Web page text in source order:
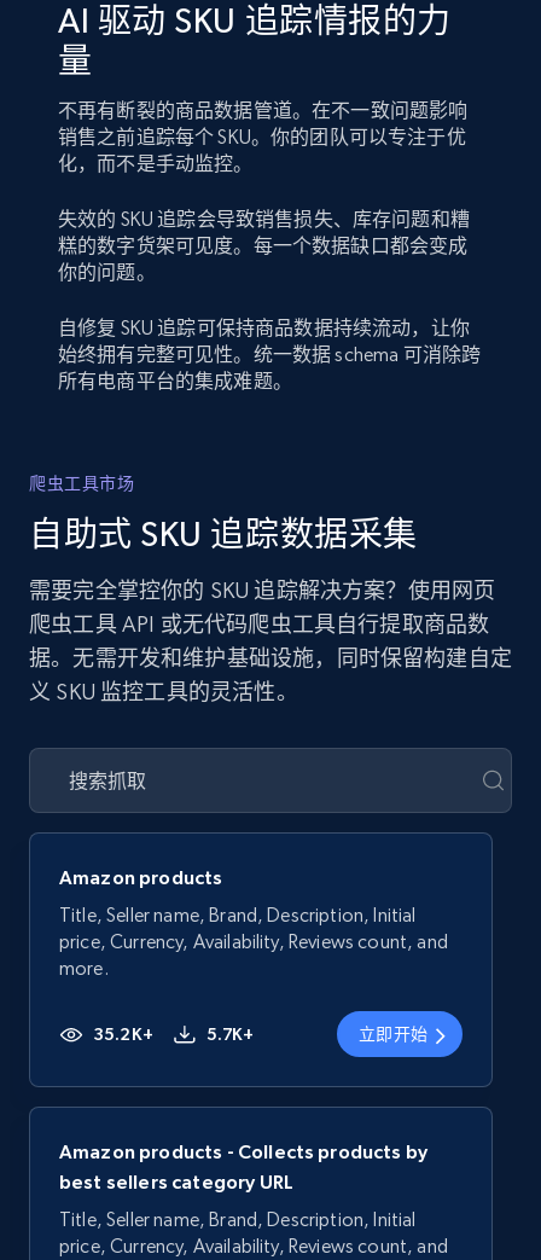
AI 驱动 SKU 追踪情报的力
量
不再有断裂的商品数据管道。在不一致问题影响
销售之前追踪每个 SKU。你的团队可以专注于优
化，而不是手动监控。
失效的 SKU 追踪会导致销售损失、库存问题和糟
糕的数字货架可见度。每一个数据缺口都会变成
你的问题。
自修复 SKU 追踪可保持商品数据持续流动，让你
始终拥有完整可见性。统一数据 schema 可消除跨
所有电商平台的集成难题。
爬虫工具市场
自助式 SKU 追踪数据采集
需要完全掌控你的 SKU 追踪解决方案？使用网页
爬虫工具 API 或无代码爬虫工具自行提取商品数
据。无需开发和维护基础设施，同时保留构建自定
义 SKU 监控工具的灵活性。
Amazon products
Title, Seller name, Brand, Description, Initial
price, Currency, Availability, Reviews count, and
more.
35.2K+ 5.7K+ 立即开始
Amazon products - Collects products by
best sellers category URL
Title, Seller name, Brand, Description, Initial
price, Currency, Availability, Reviews count, and